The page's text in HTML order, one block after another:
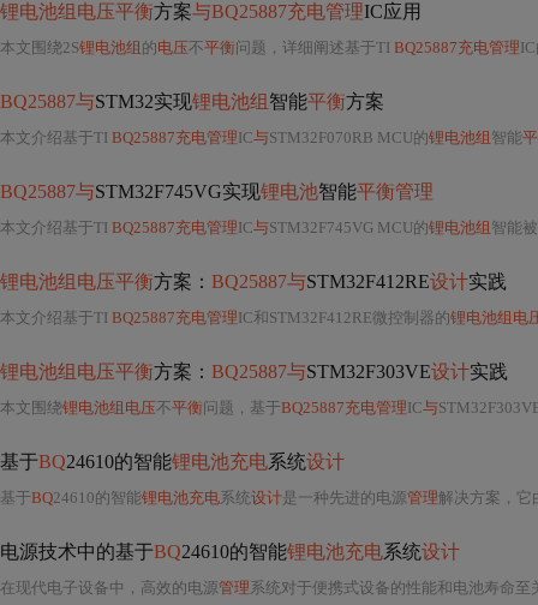
锂电池组电压平衡方案与BQ25887充电管理IC应用
本文围绕2S锂电池组 的电压不平衡问题，详细阐述基于TI BQ25887充电管理
BQ25887与STM32实现锂电池组 智能平衡方案
本文介绍基于TI BQ25887充电管理IC与STM32F070RB MCU的锂电池组 智能
BQ25887与STM32F745VG实现锂电池智能平衡管理
本文介绍基于TI BQ25887充电管理IC与STM32F745VG MCU的锂电池组 智能
锂电池组电压平衡方案： BQ25887与STM32F412RE设计实践
本文介绍基于TI BQ25887充电管理IC和STM32F412RE微控制器的锂电池组电
锂电池组电压平衡方案： BQ25887与STM32F303VE设计实践
本文围绕锂电池组电压不平衡问题，基于BQ25887充电管理IC与
基于BQ24610的智能锂电池充电系统设计
基于BQ24610的智能锂电池充电系统设计是一种先进的电源管理解决方案，它由Texas
电源技术中的基于BQ24610的智能锂电池充电系统设计
在现代电子设备中，高效的电源管理系统对于便携式设备的性能和电池寿命至关重要